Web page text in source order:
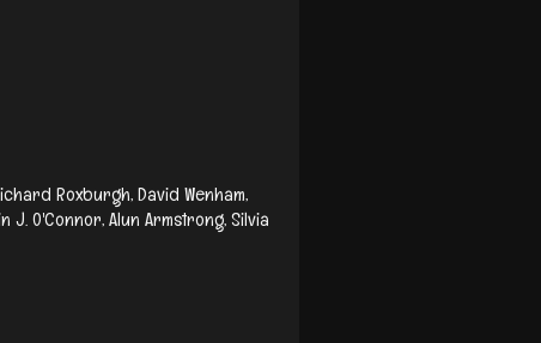
Roxburgh, David Wenham,
J. O'Connor, Alun Armstrong, Silvia